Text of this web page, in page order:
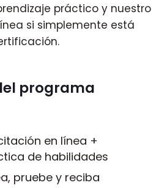
práctico y nuestro
si simplemente está
programa
en línea +
de habilidades
pruebe y reciba